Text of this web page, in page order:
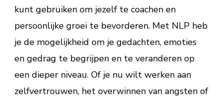
en
gedrag
kunt gebruiken om jezelf te coachen en
persoonlijke groei te bevorderen. Met NLP heb
je de mogelijkheid om je gedachten, emoties
en gedrag te begrijpen en te veranderen op
een dieper niveau. Of je nu wilt werken aan
zelfvertrouwen, het overwinnen van angsten of